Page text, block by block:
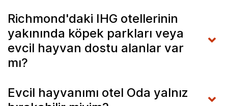
Richmond'daki IHG otellerinin
yakınında köpek parkları veya
evcil hayvan dostu alanlar var
mı?
Evcil hayvanımı otel Oda yalnız